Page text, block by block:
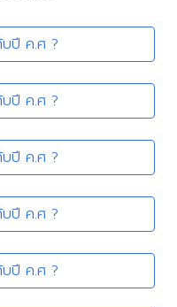
ปี ค.ศ ?
ปี ค.ศ ?
ปี ค.ศ ?
ปี ค.ศ ?
ปี ค.ศ ?